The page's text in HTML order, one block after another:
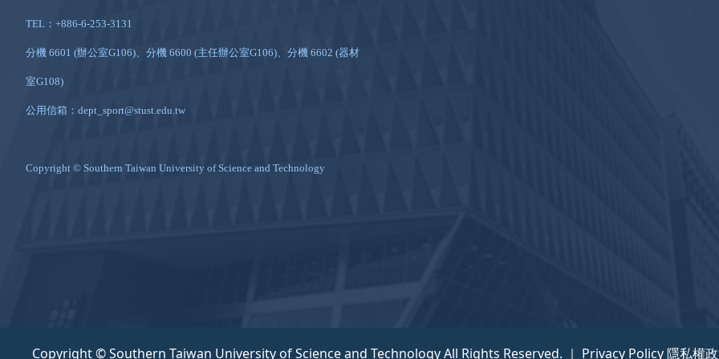
TEL：+886-6-253-3131
分機 6601 (辦公室G106)、分機 6600 (主任辦公室G106)、分機 6602 (器材
室G108)
公用信箱：dept_sport@stust.edu.tw
Copyright © Southern Taiwan University of Science and Technology
Copyright © Southern Taiwan University of Science and Technology All Rights Reserved. ｜ Privacy Policy 隱私權